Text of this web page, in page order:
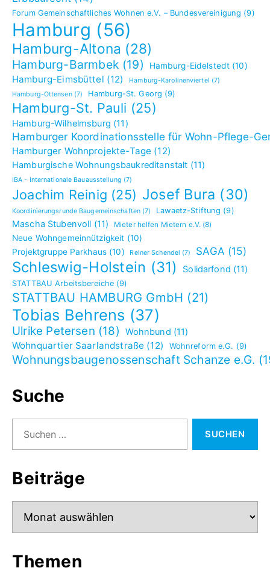
Forum Gemeinschaftliches Wohnen e.V. – Bundesvereinigung (9)
Hamburg (56)
Hamburg-Altona (28)
Hamburg-Barmbek (19) Hamburg-Eidelstedt (10)
Hamburg-Eimsbüttel (12) Hamburg-Karolinenviertel (7)
Hamburg-Ottensen(7) Hamburg-St. Georg (9)
Hamburg-St. Pauli (25)
Hamburg-Wilhelmsburg (11)
Hamburger Koordinationsstelle für Wohn-Pflege-
Hamburger Wohnprojekte-Tage (12)
Hamburgische Wohnungsbaukreditanstalt (11)
IBA - Internationale Bauausstellung (7)
Joachim Reinig (25) Josef Bura (30)
Koordinierungsrunde Baugemeinschaften(7) Lawaetz-Stiftung (9)
Mascha Stubenvoll (11) Mieter helfen Mietern e.V. (8)
Neue Wohngemeinnützigkeit (10)
Projektgruppe Parkhaus (10) Reiner Schendel (7) SAGA (15)
Schleswig-Holstein (31) Solidarfond (11)
STATTBAU Arbeitsbereiche (9)
STATTBAU HAMBURG GmbH (21)
Tobias Behrens (37)
Ulrike Petersen (18) Wohnbund (11)
Wohnquartier Saarlandstraße (12) Wohnreform e.G. (9)
Wohnungsbaugenossenschaft Schanze e.G.
Suche
nach:
Beiträge
Themen